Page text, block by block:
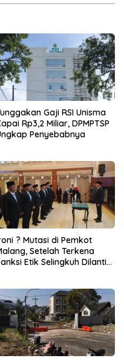
Gaji RSI Unisma
Rp3,2 Miliar, DPMPTSP
Penyebabnya
? Mutasi di Pemkot
Setelah Terkena
Etik Selingkuh Dilantik,